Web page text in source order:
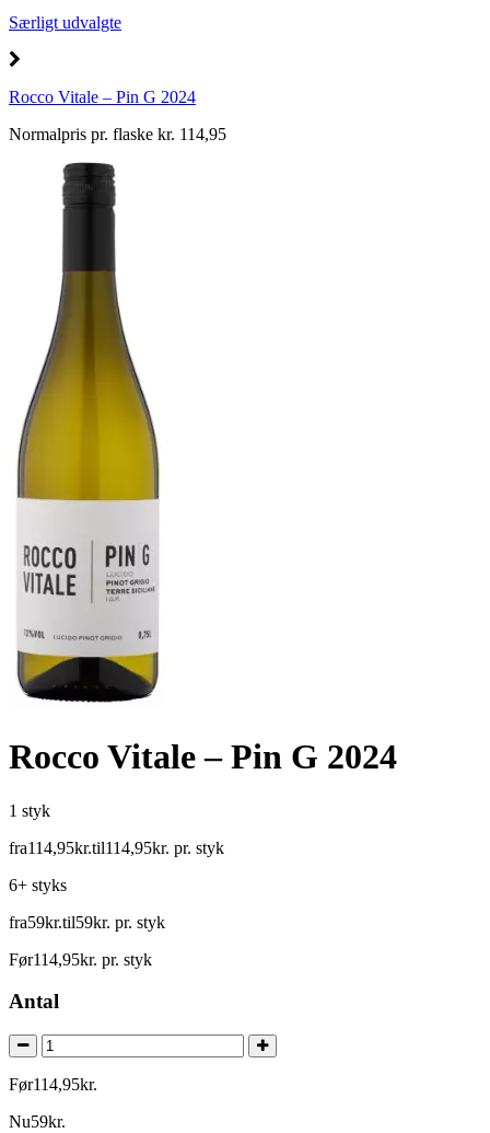
Særligt udvalgte
Rocco Vitale – Pin G 2024
Normalpris pr. flaske kr. 114,95
Rocco Vitale – Pin G 2024
1 styk
fra114,95kr.til114,95kr. pr. styk
6+ styks
fra59kr.til59kr. pr. styk
Før114,95kr. pr. styk
Antal
Før114,95kr.
Nu59kr.